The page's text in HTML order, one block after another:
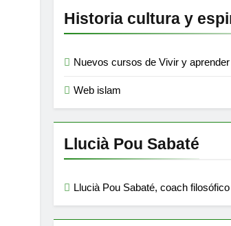
Historia cultura y
Nuevos cursos de Vivir y aprender
Web islam
Llucià Pou Sabaté
Llucià Pou Sabaté, coach